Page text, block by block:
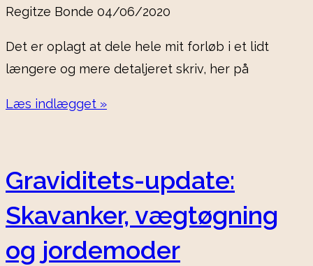
Regitze Bonde 04/06/2020
Det er oplagt at dele hele mit forløb i et lidt
længere og mere detaljeret skriv, her på
Læs indlægget »
Graviditets-update:
Skavanker, vægtøgning
og jordemoder